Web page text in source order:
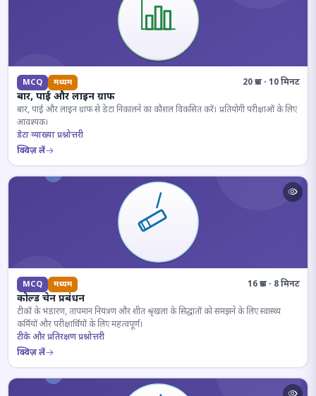
MCQ मध्यम 20 प्रश्न · 10 मिनट
बार, पाई और लाइन ग्राफ
बार, पाई और लाइन ग्राफ से डेटा निकालने का कौशल विकसित करें। प्रतियोगी परीक्षाओं के लिए
आवश्यक।
डेटा व्याख्या प्रश्नोत्तरी
क्विज़ लें
MCQ मध्यम 16 प्रश्न · 8 मिनट
कोल्ड चेन प्रबंधन
टीकों के भंडारण, तापमान नियंत्रण और शीत श्रृंखला के सिद्धांतों को समझने के लिए स्वास्थ्य
कर्मियों और परीक्षार्थियों के लिए महत्वपूर्ण।
टीके और प्रतिरक्षण प्रश्नोत्तरी
क्विज़ लें